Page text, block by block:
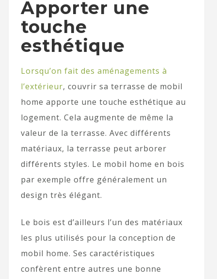
Apporter une
touche
esthétique
Lorsqu’on fait des aménagements à
l’extérieur, couvrir sa terrasse de mobil
home apporte une touche esthétique au
logement. Cela augmente de même la
valeur de la terrasse. Avec différents
matériaux, la terrasse peut arborer
différents styles. Le mobil home en bois
par exemple offre généralement un
design très élégant.
Le bois est d’ailleurs l’un des matériaux
les plus utilisés pour la conception de
mobil home. Ses caractéristiques
confèrent entre autres une bonne